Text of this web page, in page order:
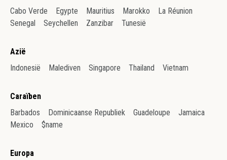
Cabo Verde
Egypte Mauritius Marokko
La Réunion
Senegal
Seychellen Zanzibar Tunesië
Azië
Indonesië
Malediven Singapore Thailand Vietnam
Caraïben
Barbados
Dominicaanse Republiek Guadeloupe
Jamaica
Mexico
$name
Europa